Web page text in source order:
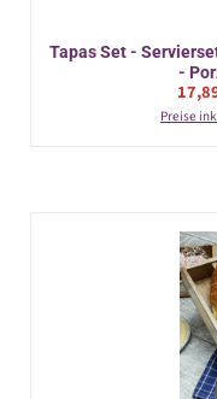
Tapas Set -
-
Preise